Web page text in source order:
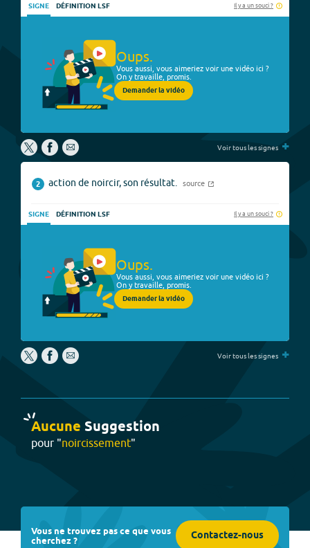
SIGNE DÉFINITION LSF Il y a un souci ?
Oups.
Vous aussi, vous aimeriez voir une vidéo ici ?
On y travaille, promis.
Demander la vidéo
Voir tous les signes +
2 action de noircir, son résultat. source
SIGNE DÉFINITION LSF Il y a un souci ?
Oups.
Vous aussi, vous aimeriez voir une vidéo ici ?
On y travaille, promis.
Demander la vidéo
Voir tous les signes +
Aucune Suggestion
pour "noircissement"
Vous ne trouvez pas ce que vous
cherchez ? Contactez-nous